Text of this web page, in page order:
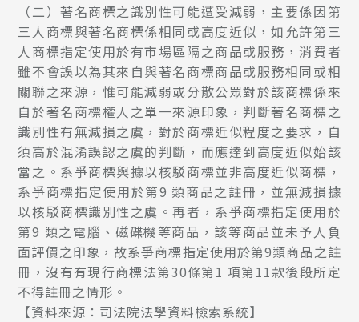
（二）著名商標之識別性可能遭受減弱，主要係因第
三人商標與著名商標係相同或高度近似，如允許第三
人商標指定使用於有市場區隔之商品或服務，消費者
雖不會誤以為其來自與著名商標商品或服務相同或相
關聯之來源，惟可能減弱或分散公眾對於該商標係來
自於著名商標權人之單一來源印象，判斷著名商標之
識別性有無減損之虞，對於商標近似程度之要求，自
須高於混淆誤認之虞的判斷，而應達到高度近似始該
當之。系爭商標與據以核駁商標並非高度近似商標，
系爭商標指定使用於第9 類商品之註冊，並無減損據
以核駁商標識別性之虞。再者，系爭商標指定使用於
第9 類之電腦、磁碟機等商品，該等商品並未予人負
面評價之印象，故系爭商標指定使用於第9類商品之註
冊，沒有有現行商標法第30條第1 項第11款後段所定
不得註冊之情形。
【資料來源：司法院法學資料檢索系統】